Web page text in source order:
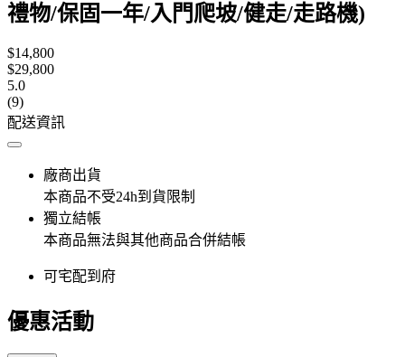
禮物/保固一年/入門爬坡/健走/走路機)
$14,800
$29,800
5.0
(9)
配送資訊
廠商出貨
本商品不受24h到貨限制
獨立結帳
本商品無法與其他商品合併結帳
可宅配到府
優惠活動